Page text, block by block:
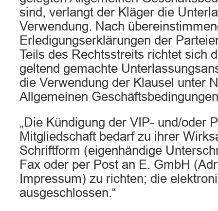
sind, verlangt der Kläger die
Verwendung. Nach
Erledigungserklärungen der
Teils des Rechtsstreits richtet sich
geltend gemachte
die Verwendung der Klausel unter
Allgemeinen
„Die Kündigung der VIP- und/oder
Mitgliedschaft bedarf zu ihrer
Schriftform (eigenhändige
Fax oder per Post an E. GmbH
Impressum) zu richten; die
ausgeschlossen.“